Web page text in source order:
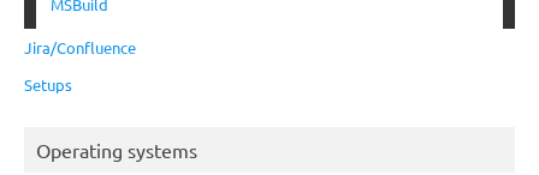
Jira/Confluence
Setups
Operating systems